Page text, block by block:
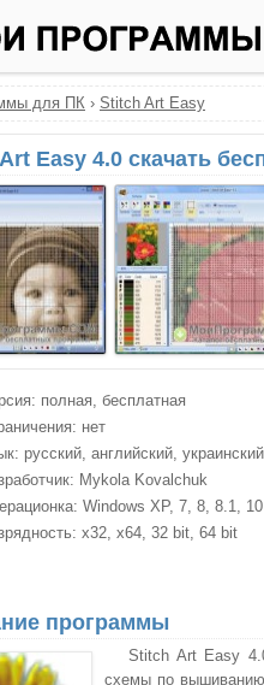
для ПК › Stitch Art Easy
Easy 4.0 скачать
полная, бесплатная
нет
русский, английский, украинский
Mykola Kovalchuk
Windows XP, 7, 8, 8.1, 10
x32, x64, 32 bit, 64 bit
программы
Stitch Art Easy
схемы по вышиванию